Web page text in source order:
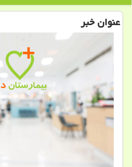
عنوان خبر